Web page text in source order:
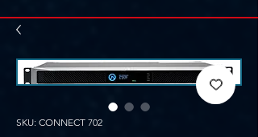
SKU: CONNECT 702